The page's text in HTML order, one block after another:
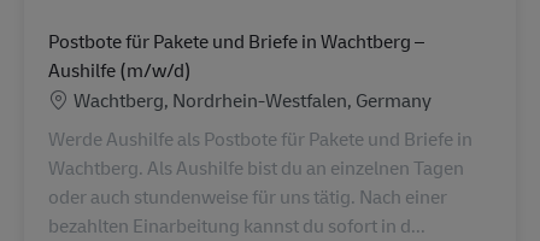
Postbote für Pakete und Briefe in Wachtberg –
Aushilfe (m/w/d)
Location
Wachtberg, Nordrhein-Westfalen, Germany
Werde Aushilfe als Postbote für Pakete und Briefe in
Wachtberg. Als Aushilfe bist du an einzelnen Tagen
oder auch stundenweise für uns tätig. Nach einer
bezahlten Einarbeitung kannst du sofort in d...